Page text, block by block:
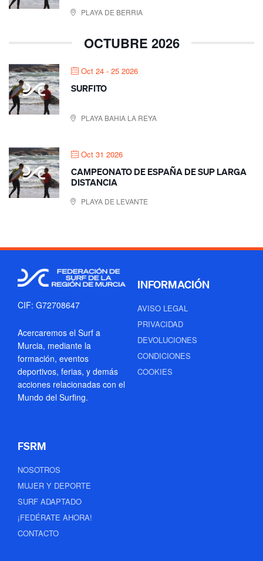
PLAYA DE BERRIA
OCTUBRE 2026
Oct 24 - 25 2026
SURFITO
PLAYA BAHIA LA REYA
Oct 31 2026
CAMPEONATO DE ESPAÑA DE SUP LARGA
DISTANCIA
PLAYA DE LEVANTE
CIF: G72708647
Acercaremos el Surf a
Murcia, mediante la
formación, eventos
deportivos, ferias, y demás
acciones relacionadas con el
Mundo del Surfing.
INFORMACIÓN
AVISO LEGAL
PRIVACIDAD
DEVOLUCIONES
CONDICIONES
COOKIES
FSRM
NOSOTROS
MUJER Y DEPORTE
SURF ADAPTADO
¡FEDÉRATE AHORA!
CONTACTO